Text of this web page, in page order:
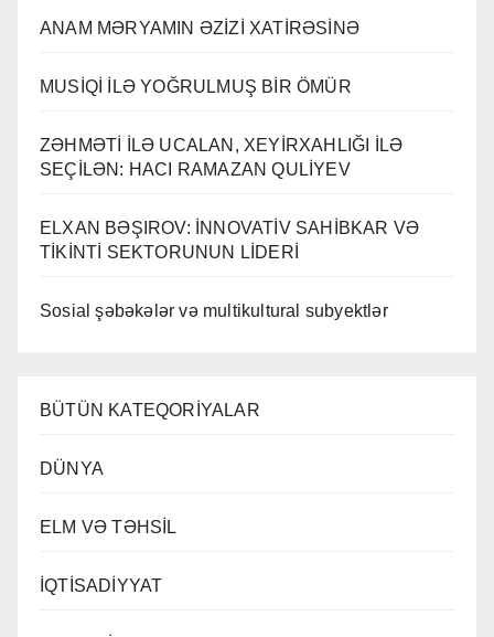
ANAM MƏRYAMIN ƏZİZİ XATİRƏSİNƏ
MUSİQİ İLƏ YOĞRULMUŞ BİR ÖMÜR
ZƏHMƏTİ İLƏ UCALAN, XEYİRXAHLIĞI İLƏ
SEÇİLƏN: HACI RAMAZAN QULİYEV
ELXAN BƏŞIROV: İNNOVATİV SAHİBKAR VƏ
TİKİNTİ SEKTORUNUN LİDERİ
Sosial şəbəkələr və multikultural subyektlər
BÜTÜN KATEQORİYALAR
DÜNYA
ELM VƏ TƏHSİL
İQTİSADİYYAT